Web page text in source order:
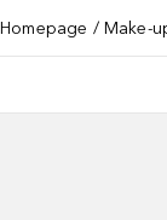
Homepage Make-